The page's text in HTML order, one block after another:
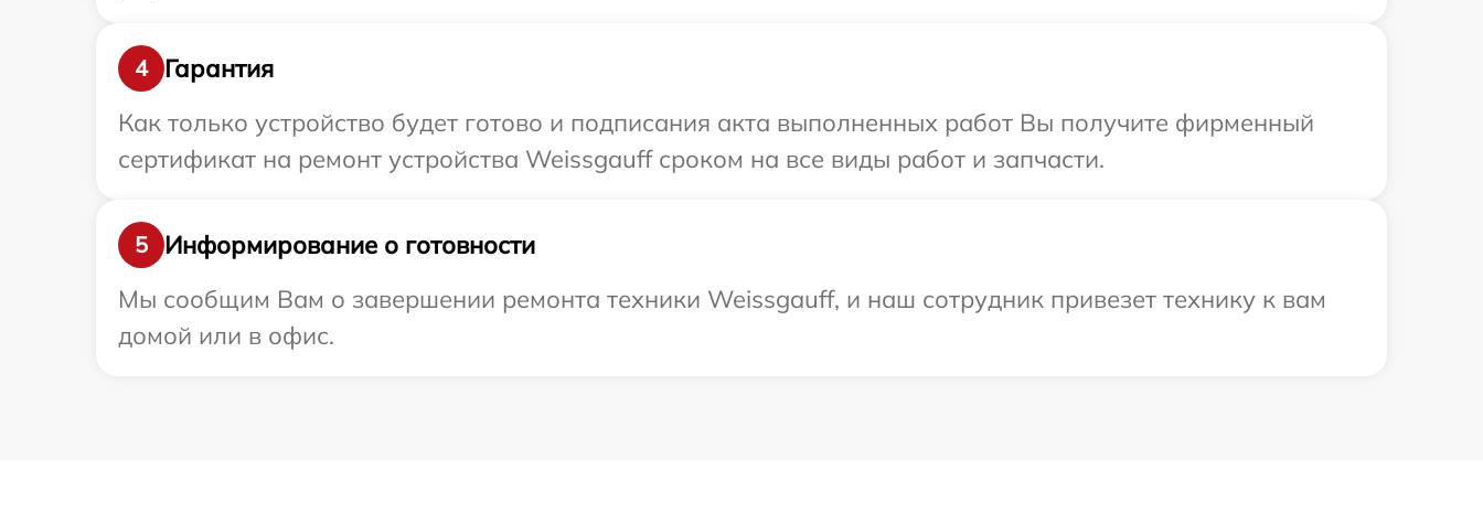
4
Гарантия
Как только устройство будет готово и подписания акта выполненных работ Вы получите фирменный
сертификат на ремонт устройства Weissgauff сроком на все виды работ и запчасти.
5
Информирование о готовности
Мы сообщим Вам о завершении ремонта техники Weissgauff, и наш сотрудник привезет технику к вам
домой или в офис.